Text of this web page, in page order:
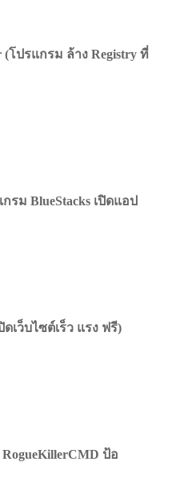
(โปรแกรม ล้าง Registry ที่
รม BlueStacks เปิดแอป
ดเว็บไซต์เร็ว แรง ฟรี)
ป้อ